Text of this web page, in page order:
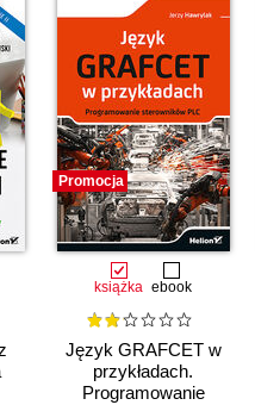
Promocja
książka ebook
Język GRAFCET w
przykładach.
Programowanie